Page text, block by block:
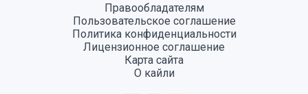
Правообладателям
Пользовательское соглашение
Политика конфиденциальности
Лицензионное соглашение
Карта сайта
О кайли